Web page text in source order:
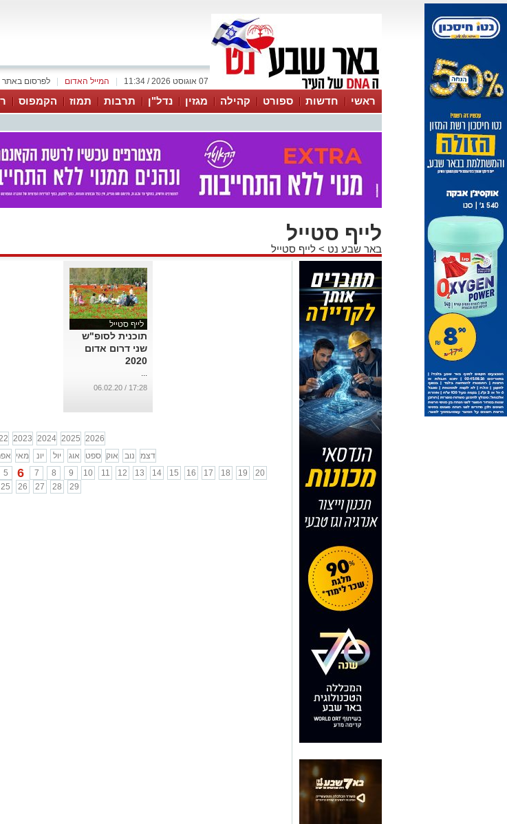
לפרסום באתר המייל האדום 07 אוגוסט 2026 / 11:34
ראשי חדשות ספורט קהילה מגזין נדל"ן תרבות תמוז הקמפוס
לייף סטייל
באר שבע נט > לייף סטייל
לייף סטייל
תוכנית לסופ"ש
שני דרום אדום
2020
...
17:28 / 06.02.20
2023 2024 2025 2026
מאי יונ יול אוג ספט אוק נוב
דצמ
5 6 7 8 9 10 11 12 13 14 15 16 17 18 19
20
25 26 27 28 29